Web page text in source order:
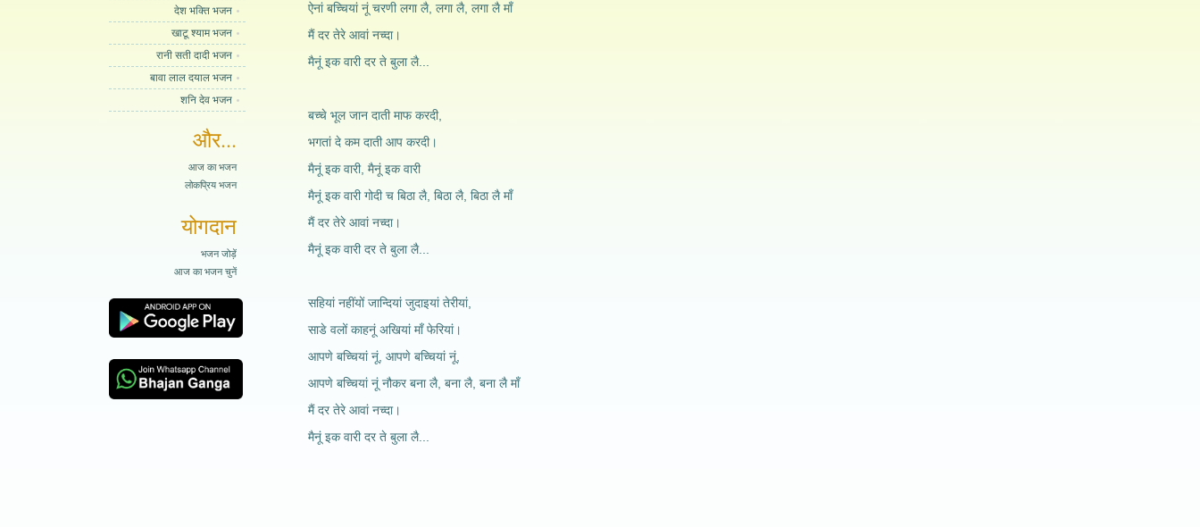
देश भक्ति भजन
खाटू श्याम भजन
रानी सती दादी भजन
बावा लाल दयाल भजन
शनि देव भजन
और...
आज का भजन
लोकप्रिय भजन
योगदान
भजन जोड़ें
आज का भजन चुनें
ऐनां बच्चियां नूं चरणी लगा लै, लगा लै, लगा लै माँ
मैं दर तेरे आवां नच्दा।
मैनूं इक वारी दर ते बुला लै...
बच्चे भूल जान दाती माफ करदी,
भगतां दे कम दाती आप करदी।
मैनूं इक वारी, मैनूं इक वारी
मैनूं इक वारी गोदी च बिठा लै, बिठा लै, बिठा लै माँ
मैं दर तेरे आवां नच्दा।
मैनूं इक वारी दर ते बुला लै...
सहियां नहींयों जान्दियां जुदाइयां तेरीयां,
साडे वलों काहनूं अखियां माँ फेरियां।
आपणे बच्चियां नूं, आपणे बच्चियां नूं,
आपणे बच्चियां नूं नौकर बना लै, बना लै, बना लै माँ
मैं दर तेरे आवां नच्दा।
मैनूं इक वारी दर ते बुला लै...